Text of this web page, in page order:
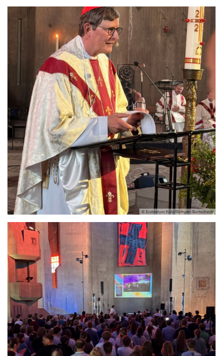
© Erzbistum Köln/Röttgen-Burtscheidt